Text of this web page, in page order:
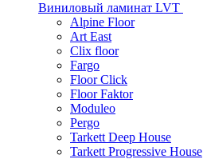
Виниловый ламинат LVT
Alpine Floor
Art East
Clix floor
Fargo
Floor Click
Floor Faktor
Moduleo
Pergo
Tarkett Deep House
Tarkett Progressive House